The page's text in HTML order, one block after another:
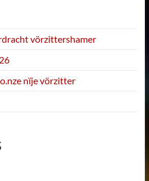
vörzittershamer
nïje vörzitter